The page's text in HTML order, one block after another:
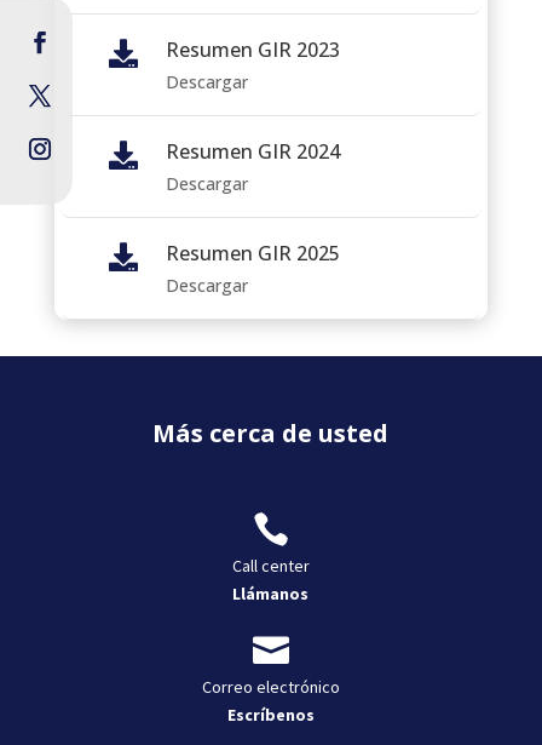
 Resumen GIR 2023
Descargar
 Resumen GIR 2024
Descargar
 Resumen GIR 2025
Descargar
Más cerca de usted

Call center
Llámanos

Correo electrónico
Escríbenos